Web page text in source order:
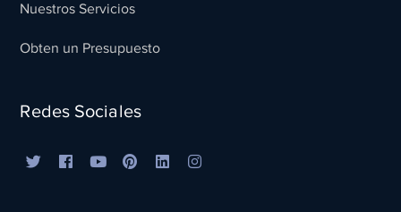
Nuestros Servicios
Obten un Presupuesto
Redes Sociales